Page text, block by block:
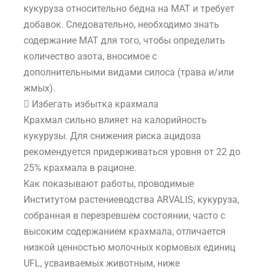
кукуруза относительно бедна на MAT и требует
добавок. Следовательно, необходимо знать
содержание MAT для того, чтобы определить
количество азота, вносимое с
дополнительными видами силоса (трава и/или
жмых).
 Избегать избытка крахмала
Крахмал сильно влияет на калорийность
кукурузы. Для снижения риска ацидоза
рекомендуется придерживаться уровня от 22 до
25% крахмала в рационе.
Как показывают работы, проводимые
Институтом растениеводства ARVALIS, кукуруза,
собранная в перезревшем состоянии, часто с
высоким содержанием крахмала, отличается
низкой ценностью молочных кормовых единиц
UFL, усваиваемых животным, ниже